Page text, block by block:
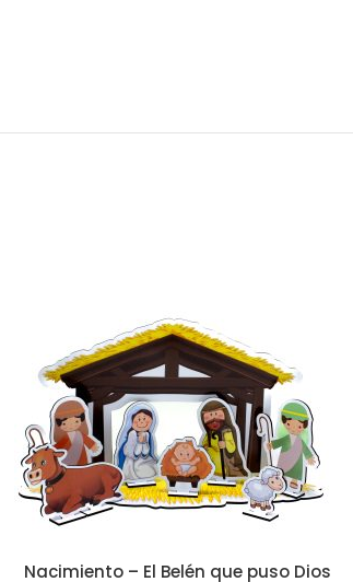
Nacimiento – El Belén que puso Dios